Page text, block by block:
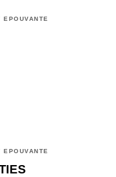
EPOUVANTE
EPOUVANTE